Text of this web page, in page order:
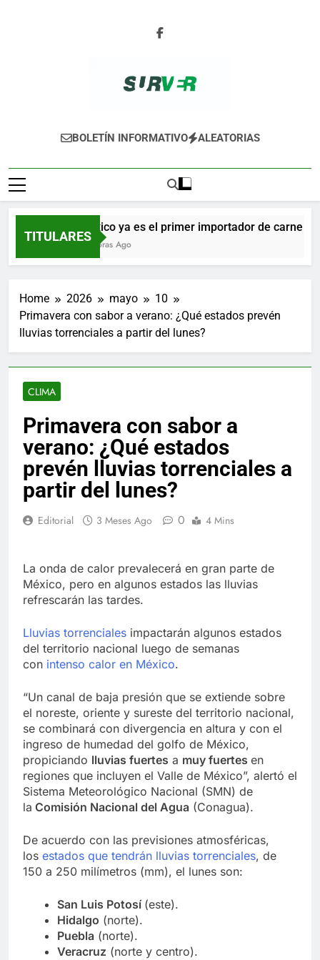
SURVER
BOLETÍN INFORMATIVO ALEATORIAS
TITULARES
México ya es el primer importador de carne de
16 Horas Ago
Home 2026 mayo
10
Primavera con sabor a verano: ¿Qué estados prevén
lluvias torrenciales a partir del lunes?
CLIMA
Primavera con sabor a
verano: ¿Qué estados
prevén lluvias torrenciales a
partir del lunes?
Editorial 3 Meses Ago 0 4 Mins
La onda de calor prevalecerá en gran parte de
México, pero en algunos estados las lluvias
refrescarán las tardes.
Lluvias torrenciales impactarán algunos estados
del territorio nacional luego de semanas
con intenso calor en México.
“Un canal de baja presión que se extiende sobre
el noreste, oriente y sureste del territorio nacional,
se combinará con divergencia en altura y con el
ingreso de humedad del golfo de México,
propiciando lluvias fuertes a muy fuertes en
regiones que incluyen el Valle de México”, alertó el
Sistema Meteorológico Nacional (SMN) de
la Comisión Nacional del Agua (Conagua).
De acuerdo con las previsiones atmosféricas,
los estados que tendrán lluvias torrenciales, de
150 a 250 milímetros (mm), el lunes son:
San Luis Potosí (este).
Hidalgo (norte).
Puebla (norte).
Veracruz (norte y centro).